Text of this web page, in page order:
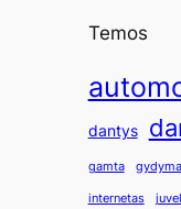
Temos
dantys
gamta
internetas